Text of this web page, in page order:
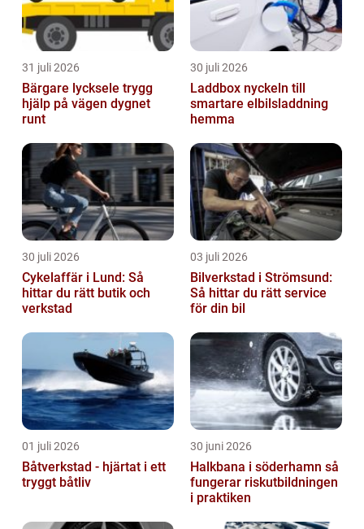
31 juli 2026
Bärgare lycksele trygg
hjälp på vägen dygnet
runt
30 juli 2026
Laddbox nyckeln till
smartare elbilsladdning
hemma
30 juli 2026
Cykelaffär i Lund: Så
hittar du rätt butik och
verkstad
03 juli 2026
Bilverkstad i Strömsund:
Så hittar du rätt service
för din bil
01 juli 2026
Båtverkstad - hjärtat i ett
tryggt båtliv
30 juni 2026
Halkbana i söderhamn så
fungerar riskutbildningen
i praktiken